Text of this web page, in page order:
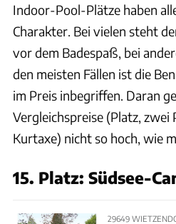
Indoor-Pool-Plätze haben
Charakter. Bei vielen steht
vor dem Badespaß, bei
den meisten Fällen ist die
im Preis inbegriffen. Daran
Vergleichspreise (Platz, zwei
Kurtaxe) nicht so hoch, wie
15. Platz: Südsee-
29649